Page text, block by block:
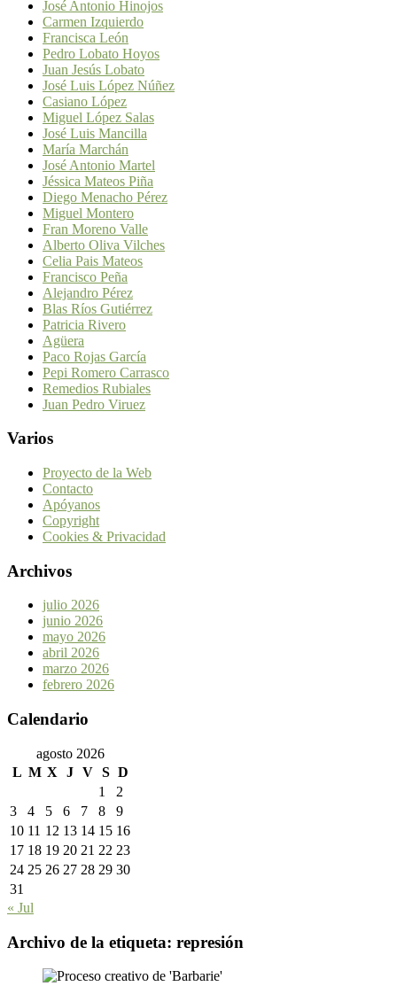
José Antonio Hinojos
Carmen Izquierdo
Francisca León
Pedro Lobato Hoyos
Juan Jesús Lobato
José Luis López Núñez
Casiano López
Miguel López Salas
José Luis Mancilla
María Marchán
José Antonio Martel
Jéssica Mateos Piña
Diego Menacho Pérez
Miguel Montero
Fran Moreno Valle
Alberto Oliva Vilches
Celia Pais Mateos
Francisco Peña
Alejandro Pérez
Blas Ríos Gutiérrez
Patricia Rivero
Agüera
Paco Rojas García
Pepi Romero Carrasco
Remedios Rubiales
Juan Pedro Viruez
Varios
Proyecto de la Web
Contacto
Apóyanos
Copyright
Cookies & Privacidad
Archivos
julio 2026
junio 2026
mayo 2026
abril 2026
marzo 2026
febrero 2026
Calendario
agosto 2026
L M X J V S D
1
2
3
4 5 6 7 8
9
10 11 12 13 14 15 16
17 18 19 20 21 22 23
24 25 26 27 28 29 30
31
« Jul
Archivo de la etiqueta: represión